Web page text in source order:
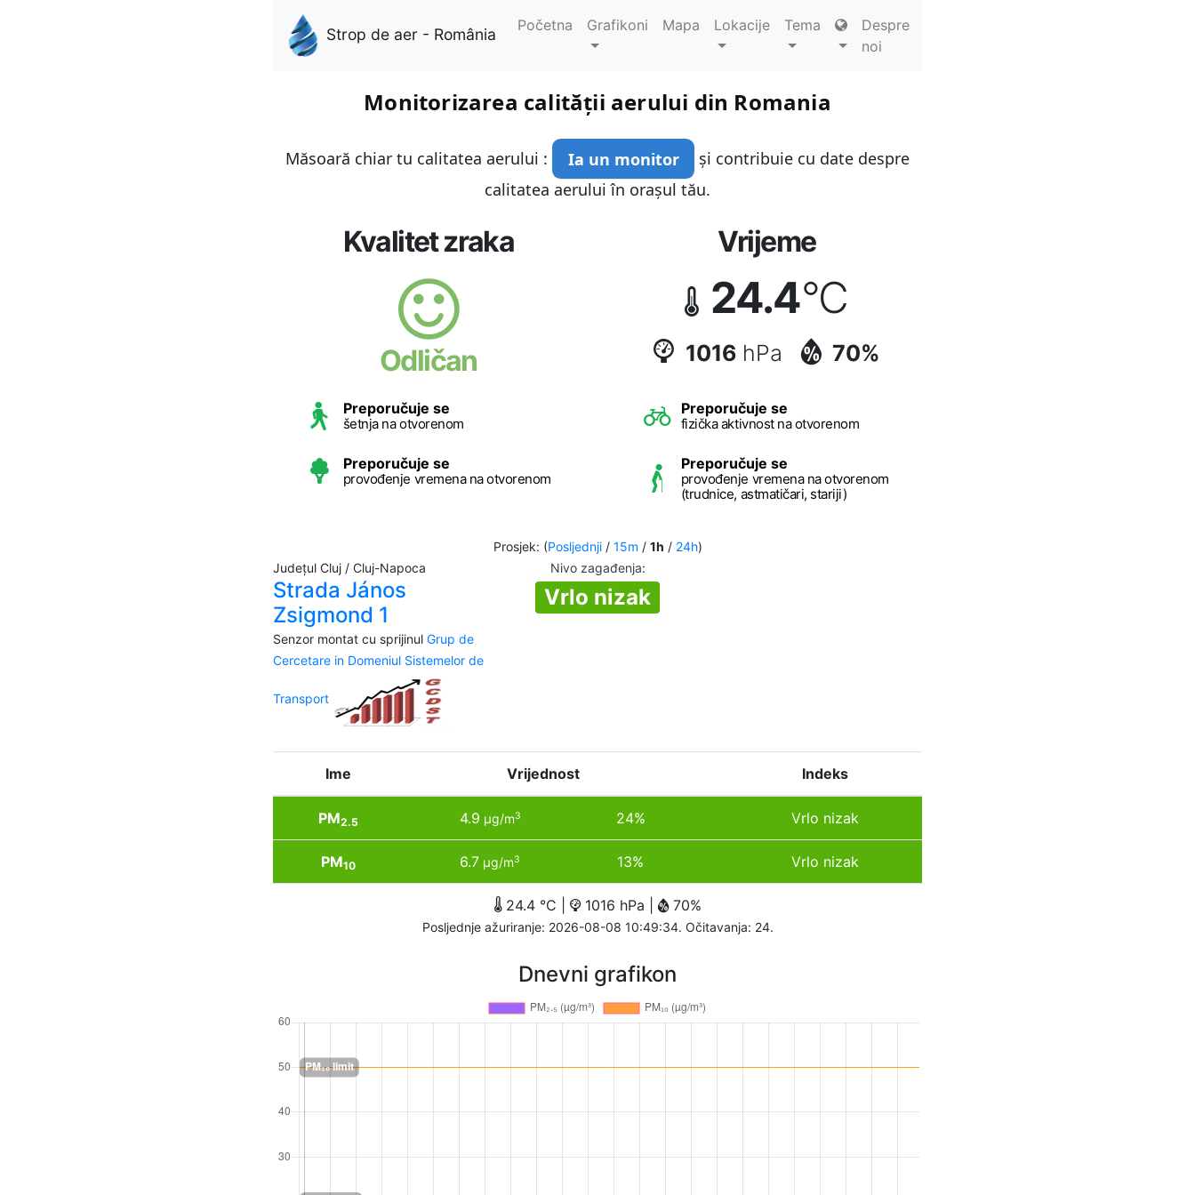
Strop de aer - România Početna Grafikoni Mapa Lokacije Tema
Despre
noi
Monitorizarea calității aerului din Romania
Măsoară chiar tu calitatea aerului : Ia un monitor
și contribuie cu date despre
calitatea aerului în orașul tău.
Kvalitet zraka
Odličan
Vrijeme
24.4°C
1016 hPa 70%
Preporučuje se
šetnja na otvorenom
Preporučuje se
fizička aktivnost na otvorenom
Preporučuje se
provođenje vremena na otvorenom
Preporučuje se
provođenje vremena na otvorenom
(trudnice, astmatičari, stariji)
Prosjek: (Posljednji/ 15m / 1h / 24h)
Județul Cluj / Cluj-Napoca
Strada János
Zsigmond 1
Senzor montat cu sprijinul Grup de
Cercetare in Domeniul Sistemelor de
Transport
Nivo zagađenja:
Vrlo nizak
Ime Vrijednost Indeks
PM2.5 4.9 µg/m3 24% Vrlo nizak
PM10 6.7 µg/m3 13% Vrlo nizak
24.4 °C | 1016 hPa | 70%
Posljednje ažuriranje: 2026-08-08 10:49:34. Očitavanja: 24.
Dnevni grafikon